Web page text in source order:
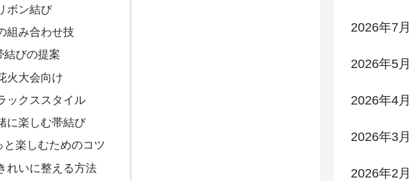
ボン結び
組み合わせ技
結びの提案
火大会向け
ックススタイル
に楽しむ帯結び
と楽しむためのコツ
れいに整える方法
2026年7月
2026年5月
2026年4月
2026年3月
2026年2月